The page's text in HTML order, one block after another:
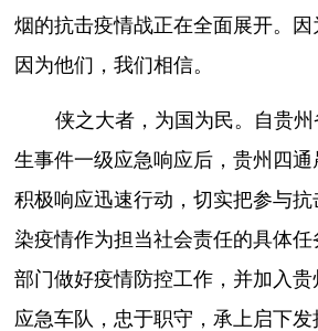
烟的抗击疫情战正在全面展开。
因为他们，我们相信。
侠之大者，为国为民。自贵
生事件一级应急响应后，贵州四通
积极响应迅速行动，切实把参与
染疫情作为担当社会责任的具体
部门做好疫情防控工作，并加入
应急车队，忠于职守，承上启下发